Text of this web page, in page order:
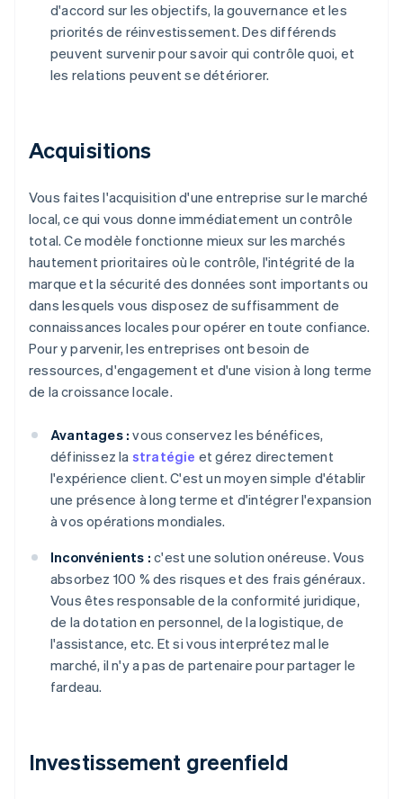
d'accord sur les objectifs, la gouvernance et les
priorités de réinvestissement. Des différends
peuvent survenir pour savoir qui contrôle quoi, et
les relations peuvent se détériorer.
Acquisitions
Vous faites l'acquisition d'une entreprise sur le marché
local, ce qui vous donne immédiatement un contrôle
total. Ce modèle fonctionne mieux sur les marchés
hautement prioritaires où le contrôle, l'intégrité de la
marque et la sécurité des données sont importants ou
dans lesquels vous disposez de suffisamment de
connaissances locales pour opérer en toute confiance.
Pour y parvenir, les entreprises ont besoin de
ressources, d'engagement et d'une vision à long terme
de la croissance locale.
Avantages : vous conservez les bénéfices,
définissez la stratégie et gérez directement
l'expérience client. C'est un moyen simple d'établir
une présence à long terme et d'intégrer l'expansion
à vos opérations mondiales.
Inconvénients : c'est une solution onéreuse. Vous
absorbez 100 % des risques et des frais généraux.
Vous êtes responsable de la conformité juridique,
de la dotation en personnel, de la logistique, de
l'assistance, etc. Et si vous interprétez mal le
marché, il n'y a pas de partenaire pour partager le
fardeau.
Investissement greenfield